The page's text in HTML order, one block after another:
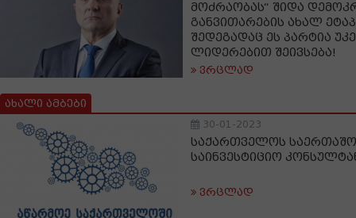
მოძრაობას“ შიდა
განვითარების ახალ
შედეგადაც ეს პარტია
ლიდერებით შეივსება!
ვრცლად
ახალი ამბები
30-01-2023
საქართველოს
საინვესტიციო
ვრცლად